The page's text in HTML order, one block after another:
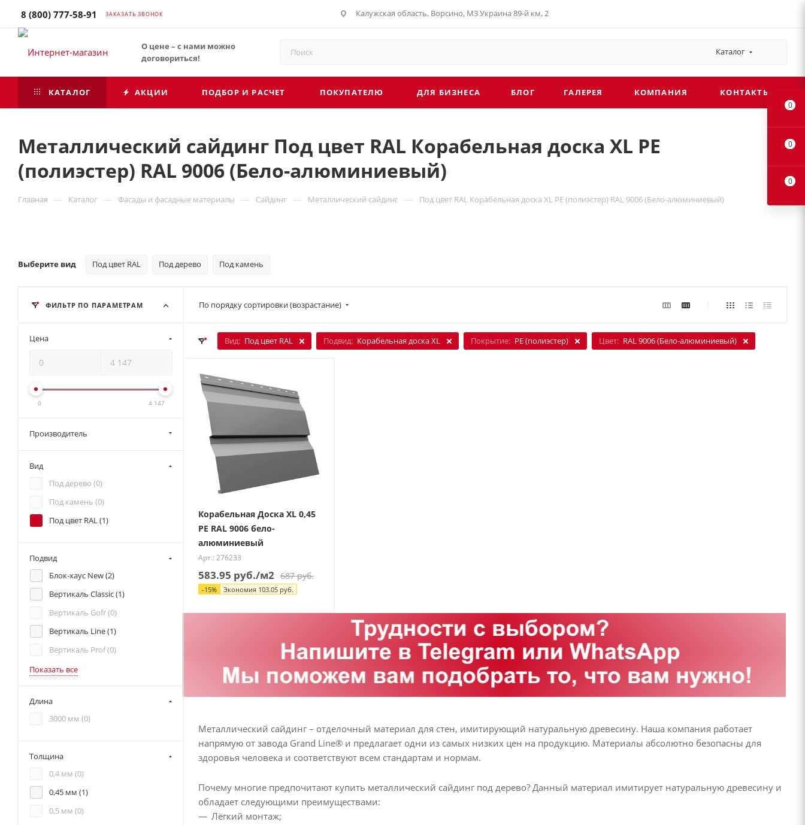
8 (800) 777-58-91 ЗАКАЗАТЬ ЗВОНОК Калужская область, Ворсино, М3 Украина 89-й км, 2
г. Обнинск, Киевское шоссе 35, рынок Строительный плюс
О цене – с нами можно
договориться!
Каталог
КАТАЛОГ АКЦИИ ПОДБОР И РАСЧЕТ ПОКУПАТЕЛЮ ДЛЯ БИЗНЕСА БЛОГ ГАЛЕРЕЯ КОМПАНИЯ КОНТАКТЫ
Металлический сайдинг Под цвет RAL Корабельная доска XL PE
(полиэстер) RAL 9006 (Бело-алюминиевый)
Главная — Каталог — Фасады и фасадные материалы — Сайдинг — Металлический сайдинг — Под цвет RAL Корабельная доска XL PE (полиэстер) RAL 9006 (Бело-алюминиевый)
Выберите вид Под цвет RAL Под дерево Под камень
По порядку сортировки (возрастание)
Вид: Под цвет RAL Подвид: Корабельная доска XL Покрытие: PE (полиэстер) Цвет: RAL 9006 (Бело-алюминиевый)
Корабельная Доска XL 0,45
PE RAL 9006 бело-
алюминиевый
Арт.: 276233
583.95 руб./м2 687руб.
-15% Экономия 103.05 руб.
Металлический сайдинг – отделочный материал для стен, имитирующий натуральную древесину. Наша компания работает
напрямую от завода Grand Line® и предлагает одни из самых низких цен на продукцию. Материалы абсолютно безопасны для
здоровья человека и соответствуют всем стандартам и нормам.
Почему многие предпочитают купить металлический сайдинг под дерево? Данный материал имитирует натуральную древесину и
обладает следующими преимуществами:
Лёгкий монтаж;
ФИЛЬТР ПО ПАРАМЕТРАМ
Цена
0 4 147
Производитель
Вид
Под дерево (0)
Под камень (0)
Под цвет RAL (1)
Подвид
Блок-хаус New (2)
Вертикаль Classic (1)
Вертикаль Gofr (0)
Вертикаль Line (1)
Вертикаль Prof (0)
Показать все
Длина
3000 мм (0)
Толщина
0,4 мм (0)
0,45 мм (1)
0,5 мм (0)
0
0
0